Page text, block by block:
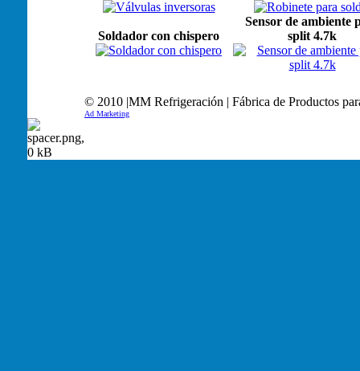
Soldador con chispero
Sensor de ambiente
split 4.7k
© 2010 |MM Refrigeración | Fábrica de Productos
Ad Marketing